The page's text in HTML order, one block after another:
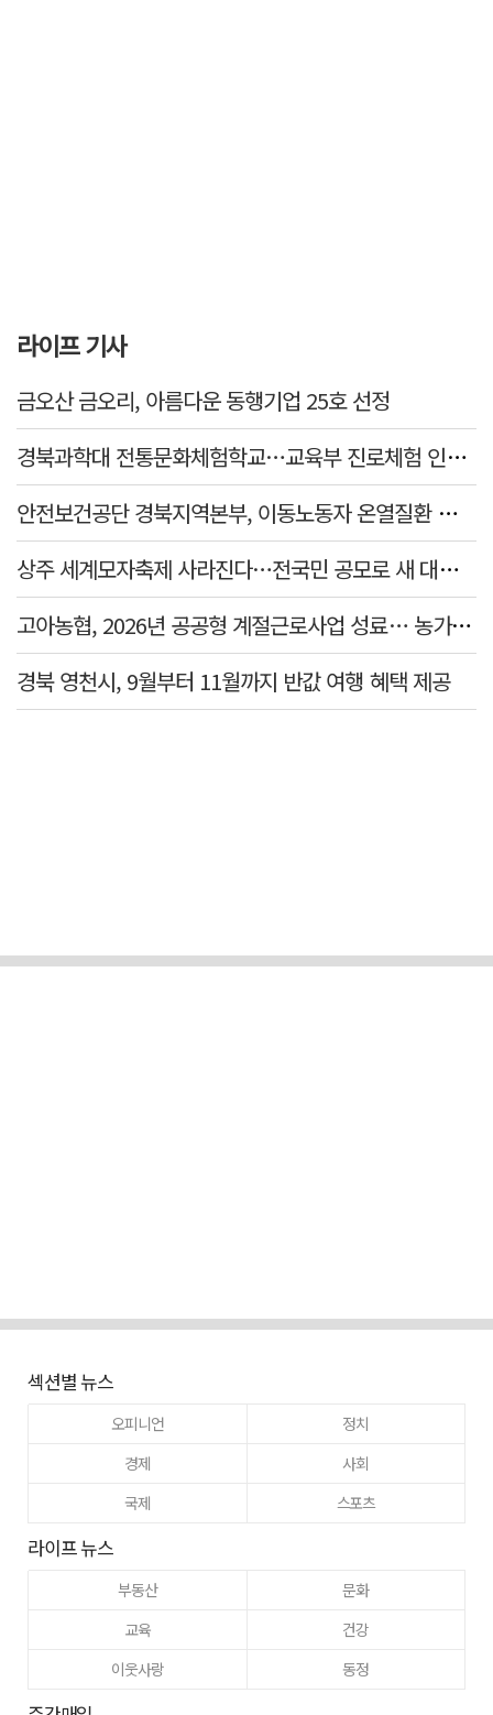
라이프 기사
금오산 금오리, 아름다운 동행기업 25호 선정
경북과학대 전통문화체험학교…교육부 진로체험 인증기관 선정
안전보건공단 경북지역본부, 이동노동자 온열질환 예방 캠페인
상주 세계모자축제 사라진다…전국민 공모로 새 대표축제 발굴 나서
고아농협, 2026년 공공형 계절근로사업 성료… 농가 일손 부족 해소 '효자'
경북 영천시, 9월부터 11월까지 반값 여행 혜택 제공
섹션별 뉴스
오피니언
정치
경제
사회
국제
스포츠
라이프 뉴스
부동산
문화
교육
건강
이웃사랑
동정